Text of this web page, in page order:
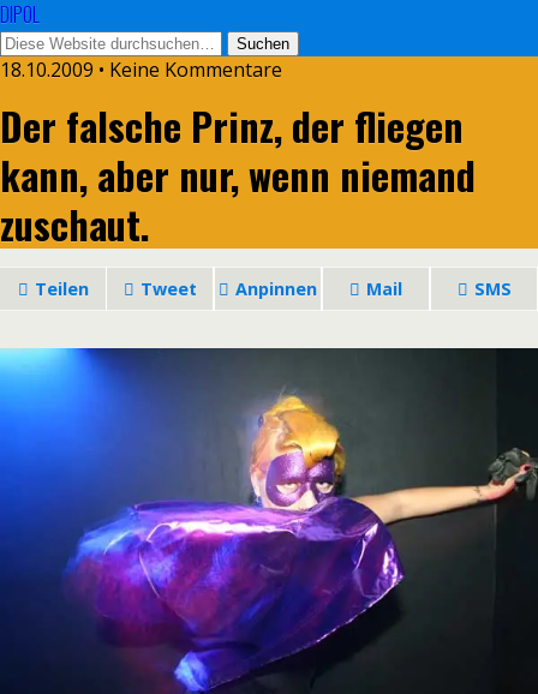
DIPOL
18.10.2009 • Keine Kommentare
Der falsche Prinz, der fliegen
kann, aber nur, wenn niemand
zuschaut.
Teilen Tweet Anpinnen Mail SMS